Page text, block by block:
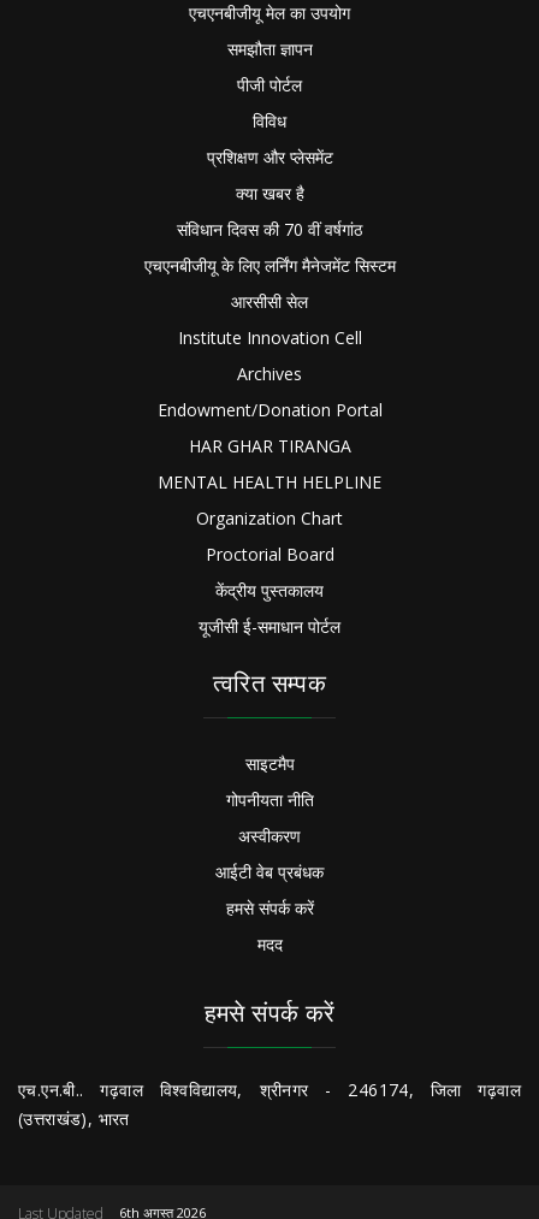
एचएनबीजीयू मेल का उपयोग
समझौता ज्ञापन
पीजी पोर्टल
विविध
प्रशिक्षण और प्लेसमेंट
क्या खबर है
संविधान दिवस की 70 वीं वर्षगांठ
एचएनबीजीयू के लिए लर्निंग मैनेजमेंट सिस्टम
आरसीसी सेल
Institute Innovation Cell
Archives
Endowment/Donation Portal
HAR GHAR TIRANGA
MENTAL HEALTH HELPLINE
Organization Chart
Proctorial Board
केंद्रीय पुस्तकालय
यूजीसी ई-समाधान पोर्टल
त्वरित सम्पक
साइटमैप
गोपनीयता नीति
अस्वीकरण
आईटी वेब प्रबंधक
हमसे संपर्क करें
मदद
हमसे संपर्क करें
एच.एन.बी.. गढ़वाल विश्वविद्यालय, श्रीनगर - 246174, जिला गढ़वाल
(उत्तराखंड), भारत
Last Updated 6th अगस्त 2026